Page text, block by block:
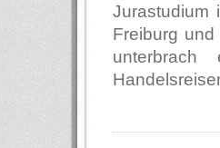
Jurastudium
Freiburg